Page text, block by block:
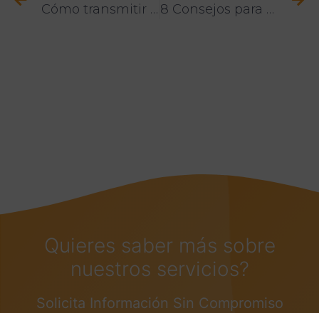
Cómo transmitir un evento en directo 8 Consejos para fotografiar eventos
Quieres saber más sobre
nuestros servicios?
Solicita Información Sin Compromiso